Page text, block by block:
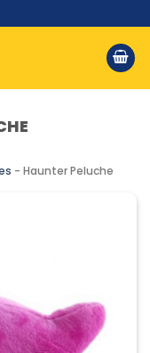
- Haunter Peluche